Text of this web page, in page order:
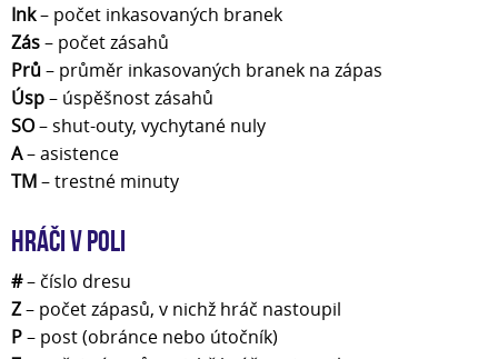
Ink– počet inkasovaných branek
Zás– počet zásahů
Prů– průměr inkasovaných branek na zápas
Úsp– úspěšnost zásahů
SO– shut-outy, vychytané nuly
A– asistence
TM– trestné minuty
Hráči v poli
#– číslo dresu
Z– počet zápasů, v nichž hráč nastoupil
P– post (obránce nebo útočník)